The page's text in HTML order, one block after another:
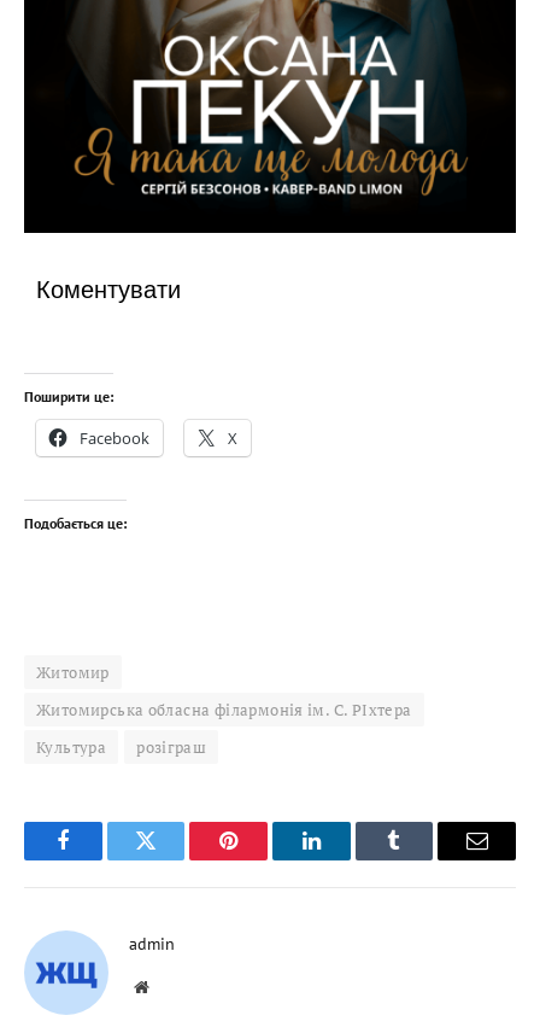
Коментувати
Поширити це:
Facebook X
Подобається це:
Житомир
Житомирська обласна філармонія ім. С. РІхтера
Культура
розіграш
FacebookTwitter Pinterest LinkedInTumblr Email
admin
Website